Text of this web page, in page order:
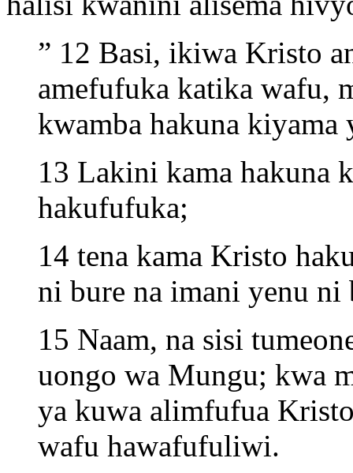
” 12 Basi, ikiwa Kristo
amefufuka katika wafu,
kwamba hakuna kiyama
13 Lakini kama hakuna
hakufufuka;
14 tena kama Kristo
ni bure na imani yenu ni
15 Naam, na sisi
uongo wa Mungu; kwa
ya kuwa alimfufua
wafu hawafufuliwi.